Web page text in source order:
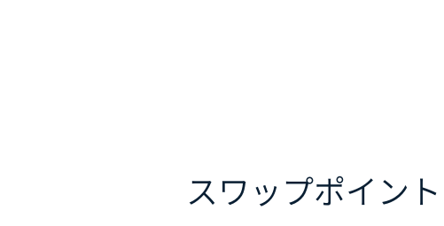
スワップポイント